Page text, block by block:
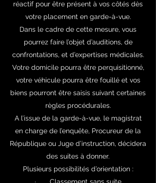
réactif pour être présent à vos côtés dès
votre placement en garde-à-vue.
Dans le cadre de cette mesure, vous
pourrez faire l’objet d’auditions, de
confrontations, et d’expertises médicales.
Votre domicile pourra être perquisitionné,
votre véhicule pourra être fouillé et vos
biens pourront être saisis suivant certaines
règles procédurales.
A l’issue de la garde-à-vue, le magistrat
en charge de l’enquête, Procureur de la
République ou Juge d’instruction, décidera
des suites à donner.
Plusieurs possibilités d’orientation :